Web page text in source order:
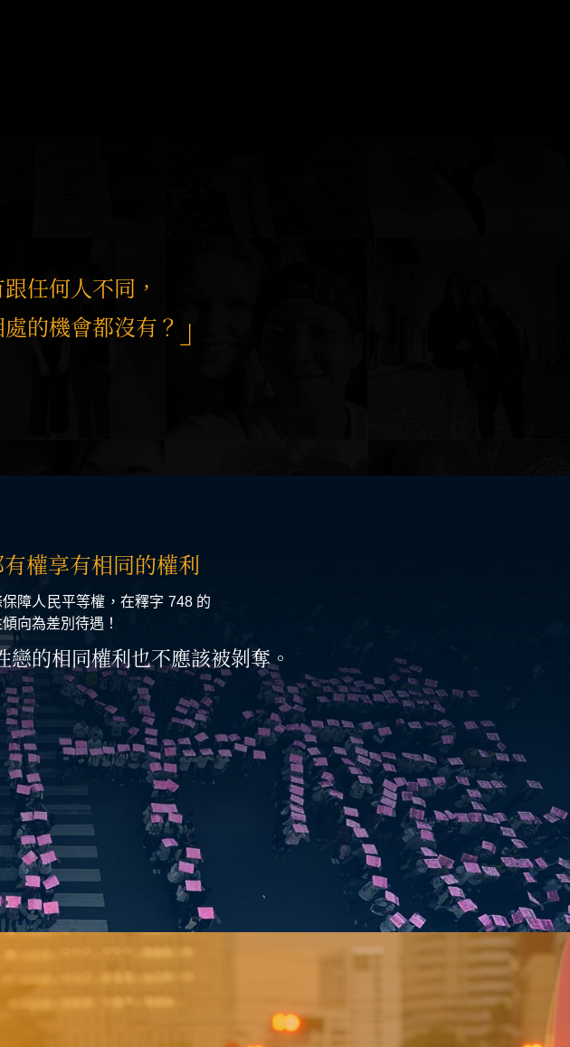
任何人不同，
的機會都沒有？
權享有相同的權利
障人民平等權，在釋字 748 的
向為差別待遇！
的相同權利也不應該被剝奪。